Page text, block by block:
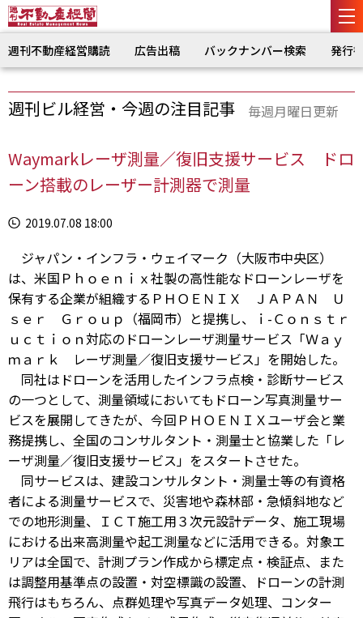
週刊不動産経営購読 広告出稿 バックナンバー検索 発行
週刊ビル経営・今週の注目記事 毎週月曜日更新
Waymarkレーザ測量／復旧支援サービス ドロ
ーン搭載のレーザー計測器で測量
2019.07.08 18:00
ジャパン・インフラ・ウェイマーク（大阪市中央区）
は、米国Ｐｈｏｅｎｉｘ社製の高性能なドローンレーザを
保有する企業が組織するＰＨＯＥＮＩＸ ＪＡＰＡＮ Ｕ
ｓｅｒ Ｇｒｏｕｐ（福岡市）と提携し、ｉ-Ｃｏｎｓｔｒ
ｕｃｔｉｏｎ対応のドローンレーザ測量サービス「Ｗａｙ
ｍａｒｋ レーザ測量／復旧支援サービス」を開始した。
同社はドローンを活用したインフラ点検・診断サービス
の一つとして、測量領域においてもドローン写真測量サー
ビスを展開してきたが、今回ＰＨＯＥＮＩＸユーザ会と業
務提携し、全国のコンサルタント・測量士と協業した「レ
ーザ測量／復旧支援サービス」をスタートさせた。
同サービスは、建設コンサルタント・測量士等の有資格
者による測量サービスで、災害地や森林部・急傾斜地など
での地形測量、ＩＣＴ施工用３次元設計データ、施工現場
における出来高測量や起工測量などに活用できる。対象エ
リアは全国で、計測プラン作成から標定点・検証点、また
は調整用基準点の設置・対空標識の設置、ドローンの計測
飛行はもちろん、点群処理や写真データ処理、コンター